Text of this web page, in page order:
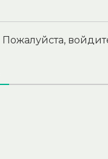
Пожалуйста,